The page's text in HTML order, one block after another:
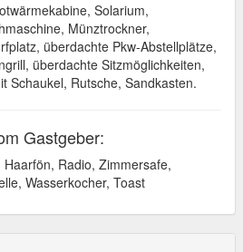
Solarium,
Münztrockner,
überdachte Pkw-Abstellplätze,
überdachte Sitzmöglichkeiten,
Schaukel, Rutsche, Sandkasten.
Gastgeber:
Radio, Zimmersafe,
Wasserkocher, Toast